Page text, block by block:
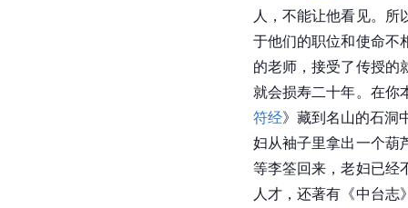
人，不能让他看见。
于他们的职位和使命不
的老师，接受了传授的
就会损寿二十年。在你
符经》藏到名山的石洞
妇从袖子里拿出一个葫
等李筌回来，老妇已经
人才，还著有《中台志